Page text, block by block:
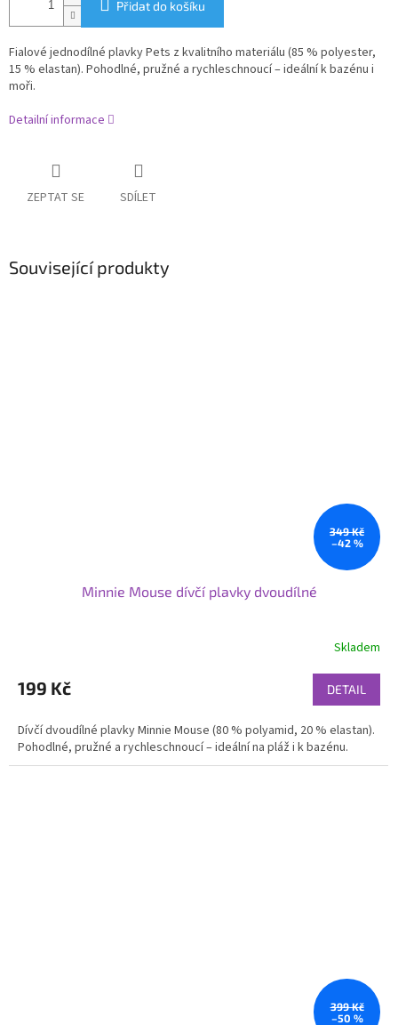
Přidat do košíku
Fialové jednodílné plavky Pets z kvalitního materiálu (85 % polyester,
15 % elastan). Pohodlné, pružné a rychleschnoucí – ideální k bazénu i
moři.
Detailní informace
ZEPTAT SE SDÍLET
Související produkty
349 Kč
–42 %
Minnie Mouse dívčí plavky dvoudílné
Skladem
199 Kč DETAIL
Dívčí dvoudílné plavky Minnie Mouse (80 % polyamid, 20 % elastan).
Pohodlné, pružné a rychleschnoucí – ideální na pláž i k bazénu.
399 Kč
–50 %